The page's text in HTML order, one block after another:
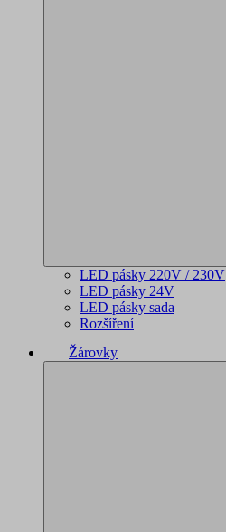
LED pásky 220V / 230V
LED pásky 24V
LED pásky sada
Rozšíření
Žárovky